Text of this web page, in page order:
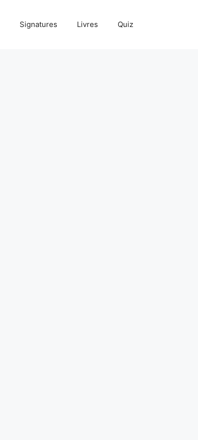
Signatures Livres Quiz